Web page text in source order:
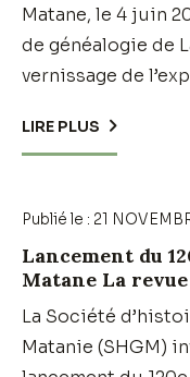
Matane, le 4 juin
de généalogie de
vernissage de
LIRE PLUS
Publié le : 21
Lancement du
Matane La
La Société
Matanie (SHGM)